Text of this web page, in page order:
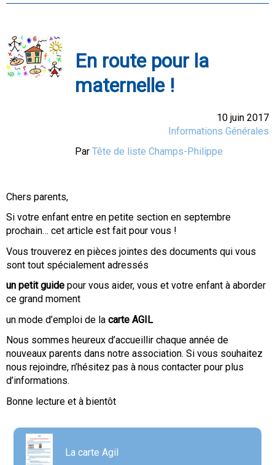
En route pour la
maternelle !
10 juin 2017
Informations Générales
Par Tête de liste Champs-Philippe
Chers parents,
Si votre enfant entre en petite section en septembre
prochain… cet article est fait pour vous !
Vous trouverez en pièces jointes des documents qui vous
sont tout spécialement adressés
un petit guide pour vous aider, vous et votre enfant à aborder
ce grand moment
un mode d’emploi de la carte AGIL
Nous sommes heureux d’accueillir chaque année de
nouveaux parents dans notre association. Si vous souhaitez
nous rejoindre, n’hésitez pas à nous contacter pour plus
d’informations.
Bonne lecture et à bientôt
La carte Agil